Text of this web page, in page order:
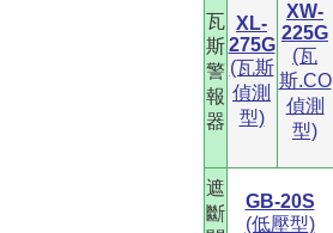
瓦
斯
警
報
器
XL-
275G
(瓦斯
偵測
型)
XW-
225G
(瓦
斯.CO
偵測
型)
遮
斷
GB-20S
(低壓型)